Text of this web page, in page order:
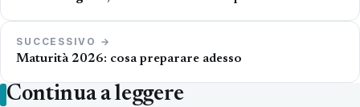
SUCCESSIVO →
Maturità 2026: cosa preparare adesso
Continua a leggere